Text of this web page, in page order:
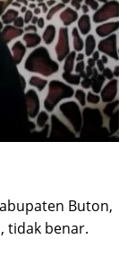
Buton,
tidak benar.